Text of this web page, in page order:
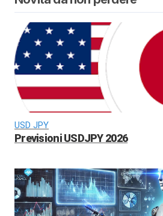
USD JPY
Previsioni USDJPY 2026